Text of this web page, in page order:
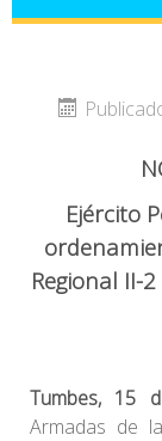
Ejército
Regional II-
Tumbes, 15
Armadas de